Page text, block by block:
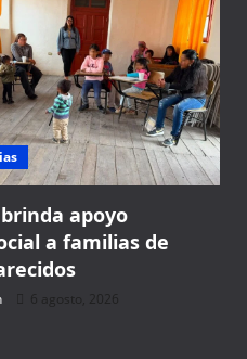
brinda apoyo
a familias de
6 agosto, 2026
$3,000. Applies to all payment